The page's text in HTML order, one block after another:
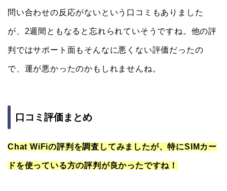
問い合わせの反応がないという口コミもありました
が、2週間ともなると忘れられていそうですね。他の評
判ではサポート面もそんなに悪くない評価だったの
で、運が悪かったのかもしれませんね。
口コミ評価まとめ
Chat WiFiの評判を調査してみましたが、特にSIMカー
ドを使っている方の評判が良かったですね！